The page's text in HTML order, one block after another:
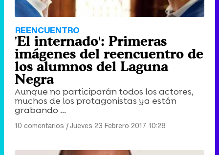
REENCUENTRO
'El internado': Primeras
imágenes del reencuentro de
los alumnos del Laguna
Negra
Aunque no participarán todos los actores,
muchos de los protagonistas ya están
grabando ...
10 comentarios |Jueves 23 Febrero 2017 10:28